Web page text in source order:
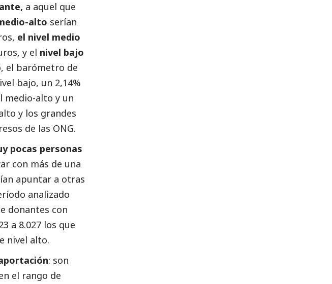
a aquel que
alto serían
el nivel medio
y el nivel bajo
el barómetro de
bajo, un 2,14%
medio-alto y un
y los grandes
de las ONG.
pocas personas
con más de una
apuntar a otras
analizado
donantes con
a 8.027 los que
nivel alto.
: son
el rango de